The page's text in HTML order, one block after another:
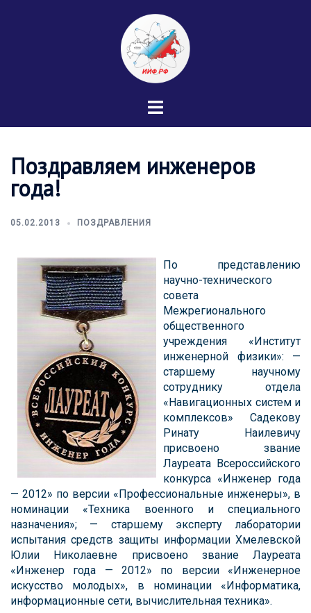
Переключатель
Поздравляем инженеров
года!
05.02.2013 ПОЗДРАВЛЕНИЯ
По представлению
научно-технического
совета
Межрегионального
общественного
учреждения «Институт
инженерной физики»: —
старшему научному
сотруднику отдела
«Навигационных систем и
комплексов» Садекову
Ринату Наилевичу
присвоено звание
Лауреата Всероссийского
конкурса «Инженер года
— 2012» по версии «Профессиональные инженеры», в
номинации «Техника военного и специального
назначения»; — старшему эксперту лаборатории
испытания средств защиты информации Хмелевской
Юлии Николаевне присвоено звание Лауреата
«Инженер года — 2012» по версии «Инженерное
искусство молодых», в номинации «Информатика,
информационные сети, вычислительная техника».